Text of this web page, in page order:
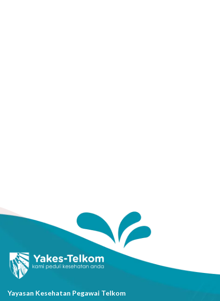
Yayasan Kesehatan Pegawai Telkom